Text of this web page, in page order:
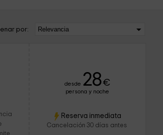
por:
desde 28€
persona y noche
Reserva inmediata
Cancelación 30 días antes